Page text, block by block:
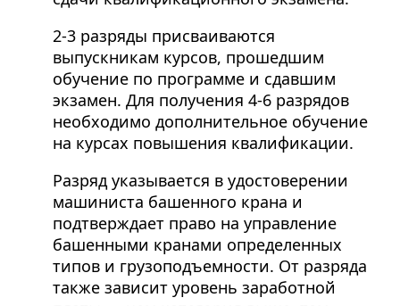
2-3 разряды присваиваются
выпускникам курсов, прошедшим
обучение по программе и сдавшим
экзамен. Для получения 4-6 разрядов
необходимо дополнительное обучение
на курсах повышения квалификации.
Разряд указывается в удостоверении
машиниста башенного крана и
подтверждает право на управление
башенными кранами определенных
типов и грузоподъемности. От разряда
также зависит уровень заработной